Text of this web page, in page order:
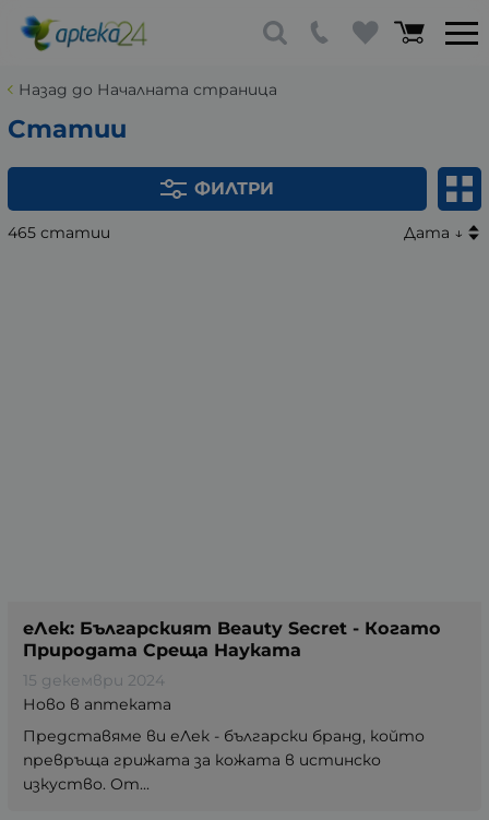
Назад до Началната страница
Статии
ФИЛТРИ
465 статии Дата ↓
еЛек: Българският Beauty Secret - Когато
Природата Среща Науката
15 декември 2024
Ново в аптеката
Представяме ви еЛек - български бранд, който
превръща грижата за кожата в истинско
изкуство. От...